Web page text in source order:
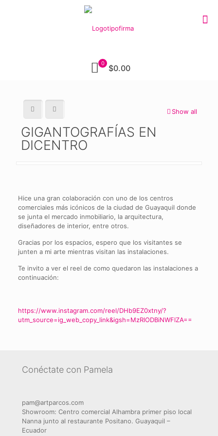
0 $0.00
Show all
GIGANTOGRAFÍAS EN
DICENTRO
Hice una gran colaboración con uno de los centros
comerciales más icónicos de la ciudad de Guayaquil donde
se junta el mercado inmobiliario, la arquitectura,
diseñadores de interior, entre otros.
Gracias por los espacios, espero que los visitantes se
junten a mi arte mientras visitan las instalaciones.
Te invito a ver el reel de como quedaron las instalaciones a
continuación:
https://www.instagram.com/reel/DHb9EZ0xtny/?
utm_source=ig_web_copy_link&igsh=MzRlODBiNWFlZA==
Conéctate con Pamela
pam@artparcos.com
Showroom: Centro comercial Alhambra primer piso local
Nanna junto al restaurante Positano. Guayaquil –
Ecuador